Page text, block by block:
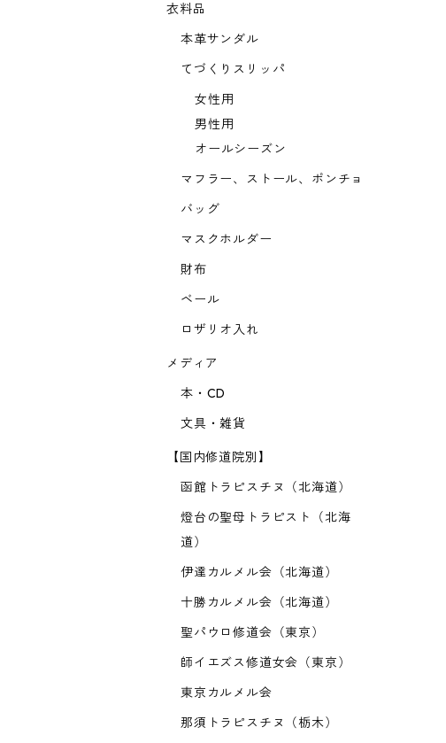
衣料品
本革サンダル
てづくりスリッパ
女性用
男性用
オールシーズン
マフラー、ストール、ポンチョ
バッグ
マスクホルダー
財布
ベール
ロザリオ入れ
メディア
本・CD
文具・雑貨
【国内修道院別】
函館トラピスチヌ（北海道）
燈台の聖母トラピスト（北海
道）
伊達カルメル会（北海道）
十勝カルメル会（北海道）
聖パウロ修道会（東京）
師イエズス修道女会（東京）
東京カルメル会
那須トラピスチヌ（栃木）